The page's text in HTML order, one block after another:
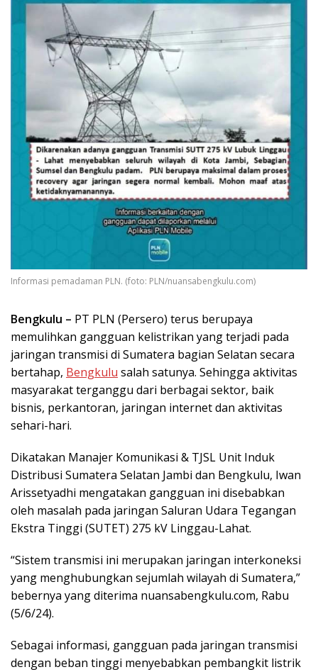
Informasi pemadaman PLN. (foto: PLN/nuansabengkulu.com)
Bengkulu – PT PLN (Persero) terus berupaya
memulihkan gangguan kelistrikan yang terjadi pada
jaringan transmisi di Sumatera bagian Selatan secara
bertahap, Bengkulu salah satunya. Sehingga aktivitas
masyarakat terganggu dari berbagai sektor, baik
bisnis, perkantoran, jaringan internet dan aktivitas
sehari-hari.
Dikatakan Manajer Komunikasi & TJSL Unit Induk
Distribusi Sumatera Selatan Jambi dan Bengkulu, Iwan
Arissetyadhi mengatakan gangguan ini disebabkan
oleh masalah pada jaringan Saluran Udara Tegangan
Ekstra Tinggi (SUTET) 275 kV Linggau-Lahat.
“Sistem transmisi ini merupakan jaringan interkoneksi
yang menghubungkan sejumlah wilayah di Sumatera,”
bebernya yang diterima nuansabengkulu.com, Rabu
(5/6/24).
Sebagai informasi, gangguan pada jaringan transmisi
dengan beban tinggi menyebabkan pembangkit listrik